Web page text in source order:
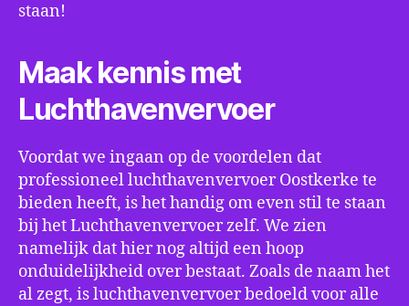
staan!
Maak kennis met
Luchthavenvervoer
Voordat we ingaan op de voordelen dat
professioneel luchthavenvervoer Oostkerke te
bieden heeft, is het handig om even stil te staan
bij het Luchthavenvervoer zelf. We zien
namelijk dat hier nog altijd een hoop
onduidelijkheid over bestaat. Zoals de naam het
al zegt, is luchthavenvervoer bedoeld voor alle